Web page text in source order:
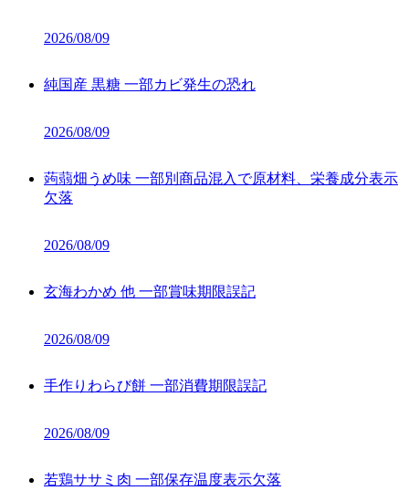
2026/08/09
純国産 黒糖 一部カビ発生の恐れ
2026/08/09
蒟蒻畑うめ味 一部別商品混入で原材料、栄養成分表示
欠落
2026/08/09
玄海わかめ 他 一部賞味期限誤記
2026/08/09
手作りわらび餅 一部消費期限誤記
2026/08/09
若鶏ササミ肉 一部保存温度表示欠落